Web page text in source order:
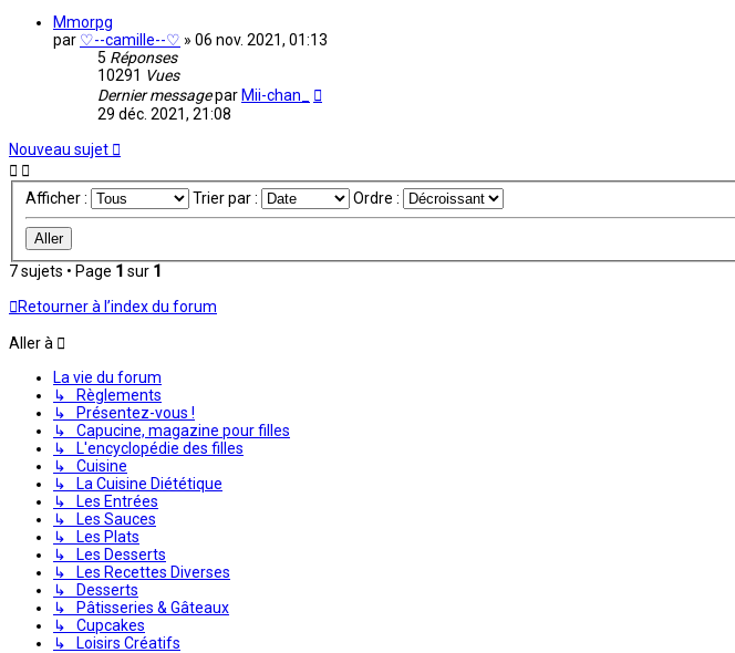
Mmorpg
par ♡--camille--♡ » 06 nov. 2021, 01:13
5 Réponses
10291 Vues
Dernier messagepar Mii-chan_
29 déc. 2021, 21:08
Nouveau sujet
Afficher : Trier par : Ordre :
7 sujets • Page 1 sur 1
Retourner à l’index du forum
Aller à
La vie du forum
↳ Règlements
↳ Présentez-vous !
↳ Capucine, magazine pour filles
↳ L'encyclopédie des filles
↳ Cuisine
↳ La Cuisine Diététique
↳ Les Entrées
↳ Les Sauces
↳ Les Plats
↳ Les Desserts
↳ Les Recettes Diverses
↳ Desserts
↳ Pâtisseries & Gâteaux
↳ Cupcakes
↳ Loisirs Créatifs